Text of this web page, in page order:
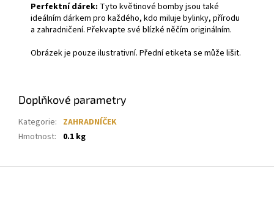
Perfektní dárek: Tyto květinové bomby jsou také
ideálním dárkem pro každého, kdo miluje bylinky, přírodu
a zahradničení. Překvapte své blízké něčím originálním.
Obrázek je pouze ilustrativní. Přední etiketa se může lišit.
Doplňkové parametry
Kategorie: ZAHRADNÍČEK
Hmotnost: 0.1 kg